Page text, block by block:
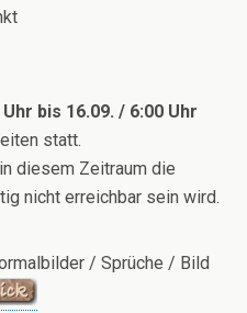
bis 16.09. / 6:00 Uhr
statt.
diesem Zeitraum die
nicht erreichbar sein wird.
/ Sprüche / Bild